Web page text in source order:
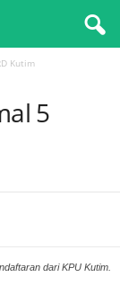
Kutim
5
dari KPU Kutim.